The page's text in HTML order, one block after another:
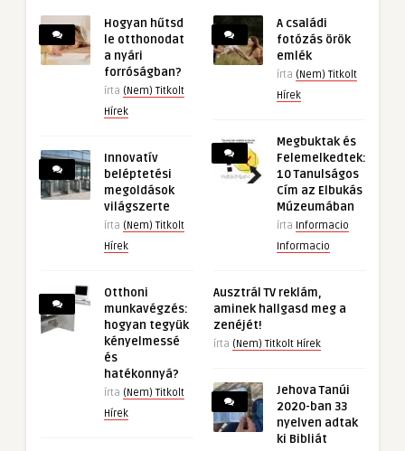
Hogyan hűtsd
le otthonodat
a nyári
forróságban?
írta (Nem) Titkolt
Hírek
Innovatív
beléptetési
megoldások
világszerte
írta (Nem) Titkolt
Hírek
Otthoni
munkavégzés:
hogyan tegyük
kényelmessé
és
hatékonnyá?
írta (Nem) Titkolt
Hírek
A családi
fotózás örök
emlék
írta (Nem) Titkolt
Hírek
Megbuktak és
Felemelkedtek:
10 Tanulságos
Cím az Elbukás
Múzeumában
írta Informacio
Informacio
Ausztrál TV reklám,
aminek hallgasd meg a
zenéjét!
írta (Nem) Titkolt Hírek
Jehova Tanúi
2020-ban 33
nyelven adtak
ki Bibliát